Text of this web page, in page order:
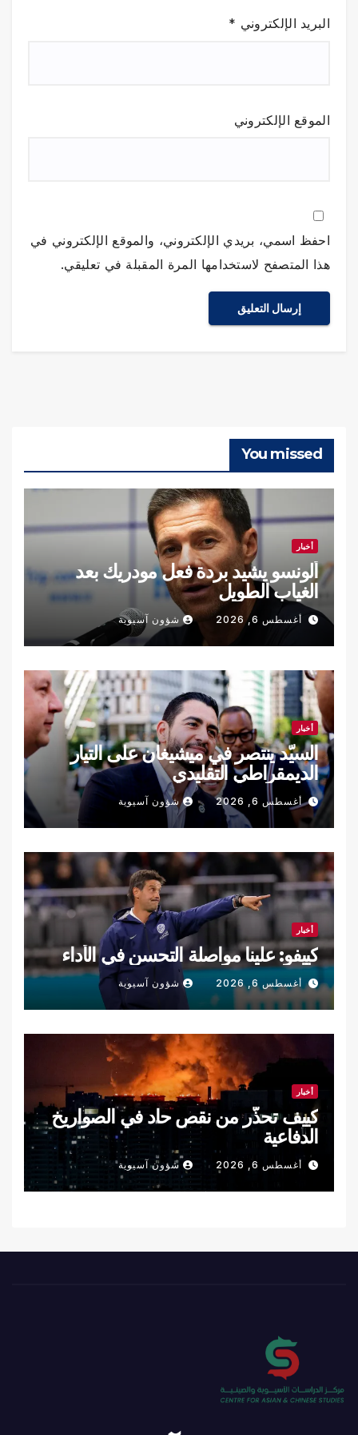
البريد الإلكتروني *
الموقع الإلكتروني
احفظ اسمي، بريدي الإلكتروني، والموقع الإلكتروني في
هذا المتصفح لاستخدامها المرة المقبلة في تعليقي.
You missed
أخبار
ألونسو يشيد بردة فعل مودريك بعد
الغياب الطويل
أغسطس 6, 2026 شؤون آسيوية
أخبار
السيّد ينتصر في ميشيغان على التيار
الديمقراطي التقليدي
أغسطس 6, 2026 شؤون آسيوية
أخبار
كييفو: علينا مواصلة التحسن في الأداء
أغسطس 6, 2026 شؤون آسيوية
أخبار
كييف تحذّر من نقص حاد في الصواريخ
الدفاعية
أغسطس 6, 2026 شؤون آسيوية